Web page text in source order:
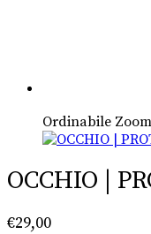
Ordinabile Zoom
OCCHIO |
€29,00